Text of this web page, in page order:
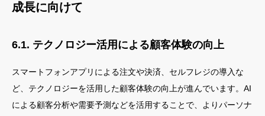
成長に向けて
6.1. テクノロジー活用による顧客体験の向上
スマートフォンアプリによる注文や決済、セルフレジの導入な
ど、テクノロジーを活用した顧客体験の向上が進んでいます。AI
による顧客分析や需要予測などを活用することで、よりパーソナ